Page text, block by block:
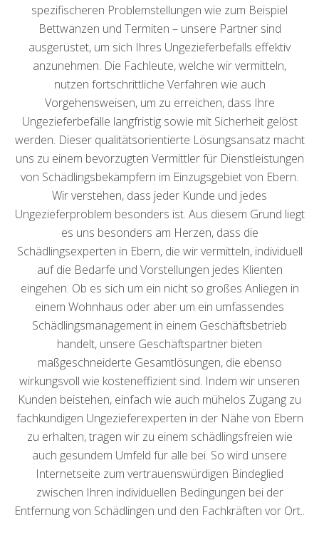
spezifischeren Problemstellungen wie zum Beispiel
Bettwanzen und Termiten – unsere Partner sind
ausgerüstet, um sich Ihres Ungezieferbefalls effektiv
anzunehmen. Die Fachleute, welche wir vermitteln,
nutzen fortschrittliche Verfahren wie auch
Vorgehensweisen, um zu erreichen, dass Ihre
Ungezieferbefälle langfristig sowie mit Sicherheit gelöst
werden. Dieser qualitätsorientierte Lösungsansatz macht
uns zu einem bevorzugten Vermittler für Dienstleistungen
von Schädlingsbekämpfern im Einzugsgebiet von Ebern.
Wir verstehen, dass jeder Kunde und jedes
Ungezieferproblem besonders ist. Aus diesem Grund liegt
es uns besonders am Herzen, dass die
Schädlingsexperten in Ebern, die wir vermitteln, individuell
auf die Bedarfe und Vorstellungen jedes Klienten
eingehen. Ob es sich um ein nicht so großes Anliegen in
einem Wohnhaus oder aber um ein umfassendes
Schädlingsmanagement in einem Geschäftsbetrieb
handelt, unsere Geschäftspartner bieten
maßgeschneiderte Gesamtlösungen, die ebenso
wirkungsvoll wie kosteneffizient sind. Indem wir unseren
Kunden beistehen, einfach wie auch mühelos Zugang zu
fachkundigen Ungezieferexperten in der Nähe von Ebern
zu erhalten, tragen wir zu einem schädlingsfreien wie
auch gesundem Umfeld für alle bei. So wird unsere
Internetseite zum vertrauenswürdigen Bindeglied
zwischen Ihren individuellen Bedingungen bei der
Entfernung von Schädlingen und den Fachkräften vor Ort..